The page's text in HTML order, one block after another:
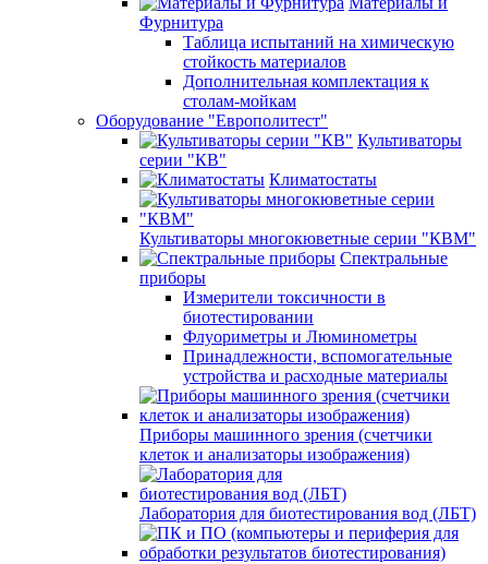
Фурнитура
Таблица испытаний на химическую
стойкость материалов
Дополнительная комплектация к
столам-мойкам
Оборудование "Европолитест"
Культиваторы
серии "КВ"
Климатостаты
Культиваторы многокюветные серии "КВМ"
Спектральные
приборы
Измерители токсичности в
биотестировании
Флуориметры и Люминометры
Принадлежности, вспомогательные
устройства и расходные материалы
Приборы машинного зрения (счетчики
клеток и анализаторы изображения)
Лаборатория для биотестирования вод (ЛБТ)